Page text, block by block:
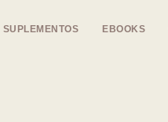
SUPLEMENTOS EBOOKS